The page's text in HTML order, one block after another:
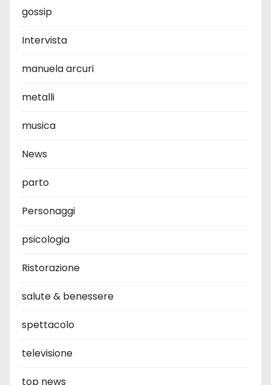
gossip
Intervista
manuela arcuri
metalli
musica
News
parto
Personaggi
psicologia
Ristorazione
salute & benessere
spettacolo
televisione
top news